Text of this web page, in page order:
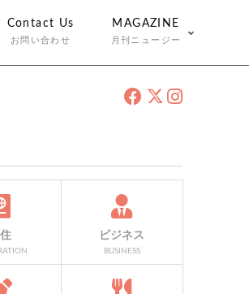
Contact Us
お問い合わせ
MAGAZINE
月刊ニュージー
ビジネス
BUSINESS